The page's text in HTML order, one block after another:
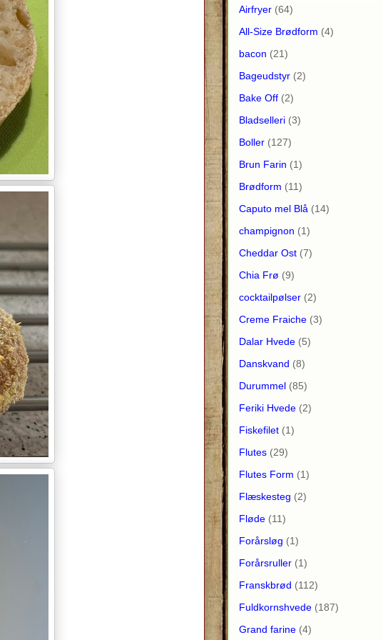
Airfryer (64)
All-Size Brødform (4)
bacon (21)
Bageudstyr (2)
Bake Off (2)
Bladselleri (3)
Boller (127)
Brun Farin (1)
Brødform (11)
Caputo mel Blå (14)
champignon (1)
Cheddar Ost (7)
Chia Frø (9)
cocktailpølser (2)
Creme Fraiche (3)
Dalar Hvede (5)
Danskvand (8)
Durummel (85)
Feriki Hvede (2)
Fiskefilet (1)
Flutes (29)
Flutes Form (1)
Flæskesteg (2)
Fløde (11)
Forårsløg (1)
Forårsruller (1)
Franskbrød (112)
Fuldkornshvede (187)
Grand farine (4)